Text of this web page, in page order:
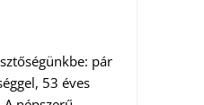
pár
53 éves